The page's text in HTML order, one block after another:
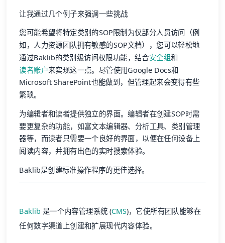
让我通过几个例子来强调一些挑战
您可能希望将特定类别的SOP限制为仅部分人员访问（例
如，人力资源团队拥有敏感的SOP文档），您可以轻松地
通过Baklib的类别级访问权限功能，结合安全组和
读者账户来实现这一点。尽管使用Google Docs和
Microsoft SharePoint也能做到，但管理起来会变得有些
繁琐。
为编辑者和读者提供独立的界面。编辑者在创建SOP时需
要更复杂的功能，如富文本编辑器、分析工具、类别管理
器等，而读者只需要一个良好的界面，以便在任何设备上
阅读内容，并拥有出色的实时搜索体验。
Baklib是创建标准操作程序的更佳选择。
Baklib 是一个内容管理系统 (CMS)，它使所有团队能够在
任何数字渠道上创建和扩展现代内容体验。